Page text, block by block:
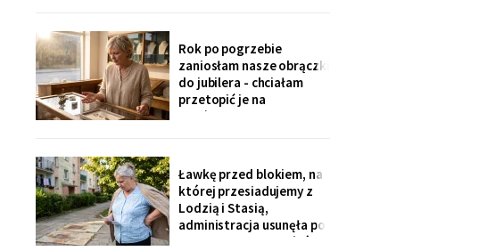
mikrofonu: „to stary
przepis z mojej rodziny".
Klaskałam razem ze
wszystkimi.
Rok po pogrzebie
zaniosłam nasze obrączki
do jubilera - chciałam
przetopić je na
pierścionek dla wnuczki.
cicho: „Pani jest złota.
Męża - pozłacana, dobra
imitacja, robota sprzed
lat".
Ławkę przed blokiem, na
której przesiadujemy z
Lodzią i Stasią,
administracja usunęła po
„skargach mieszkańców"